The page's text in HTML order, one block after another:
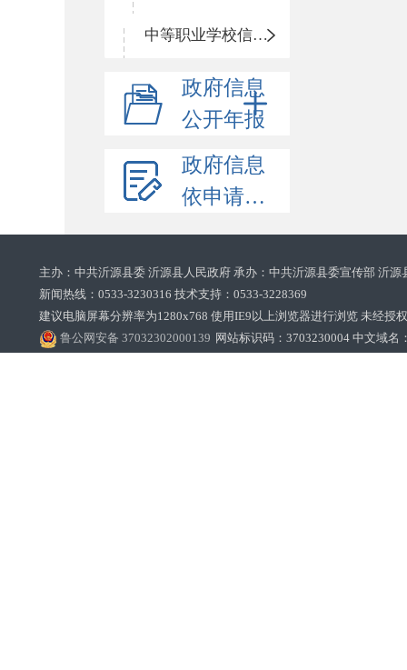
中等职业学校信息公开
政府信息
公开年报
政府信息
依申请公开
主办：中共沂源县委 沂源县人民政府 承办：中共沂源县委宣传部 沂
新闻热线：0533-3230316 技术支持：0533-3228369‌‌
建议电脑屏幕分辨率为1280x768 使用IE9以上浏览器进行浏览 未经授
鲁公网安备 37032302000139 网站标识码：3703230004 中文域名